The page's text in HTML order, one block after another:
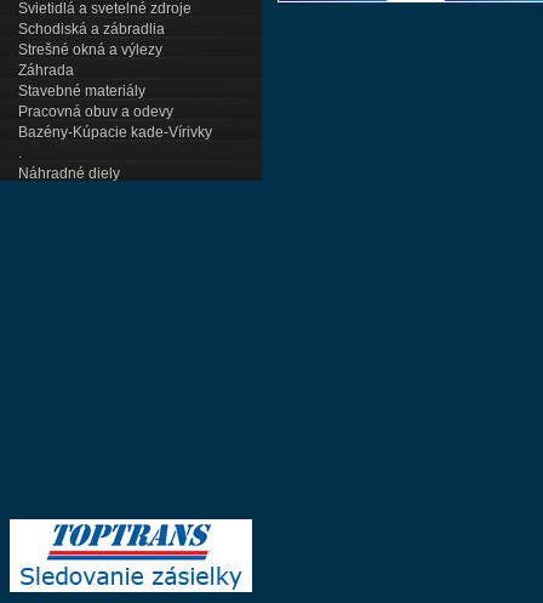
Svietidlá a svetelné zdroje
Schodiská a zábradlia
Strešné okná a výlezy
Záhrada
Stavebné materiály
Pracovná obuv a odevy
Bazény-Kúpacie kade-Vírivky
Náhradné diely